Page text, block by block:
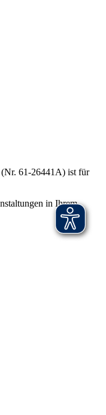
(Nr. 61-26441A) ist für
in Ihrem